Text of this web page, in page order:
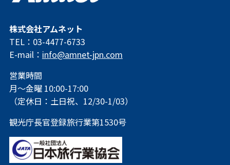
株式会社アムネット
TEL：03-4477-6733
E-mail： info@amnet-jpn.com
営業時間
月～金曜 10:00-17:00
（定休日：土日祝、12/30-1/03）
観光庁長官登録旅行業第1530号